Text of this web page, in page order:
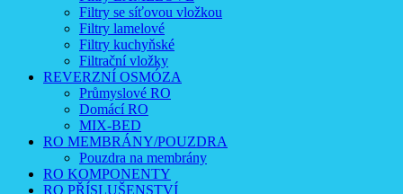
Filtry se síťovou vložkou
Filtry lamelové
Filtry kuchyňské
Filtrační vložky
REVERZNÍ OSMÓZA
Průmyslové RO
Domácí RO
MIX-BED
RO MEMBRÁNY/POUZDRA
Pouzdra na membrány
RO KOMPONENTY
RO PŘÍSLUŠENSTVÍ